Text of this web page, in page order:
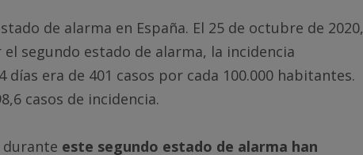
de alarma en España. El 25 de octubre de 2020,
segundo estado de alarma, la incidencia
era de 401 casos por cada 100.000 habitantes.
casos de incidencia.
durante este segundo estado de alarma han